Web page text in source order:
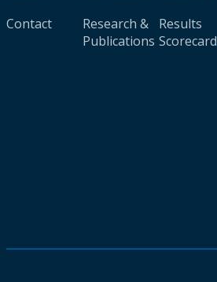
Contact
Research &
Publications
Results
Scorecard